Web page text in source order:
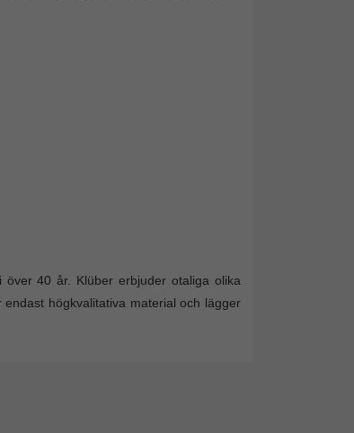
40 år. Klüber erbjuder otaliga olika
högkvalitativa material och lägger